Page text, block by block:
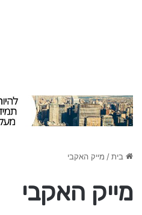
בית/ מייק האקבי
מייק האקבי